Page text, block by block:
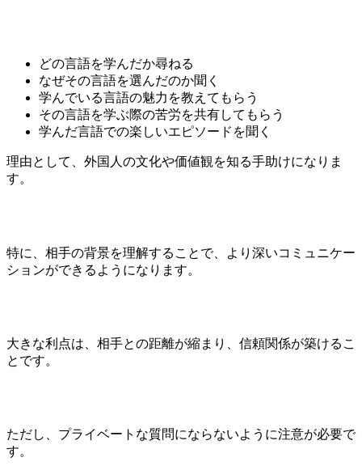
どの言語を学んだか尋ねる
なぜその言語を選んだのか聞く
学んでいる言語の魅力を教えてもらう
その言語を学ぶ際の苦労を共有してもらう
学んだ言語での楽しいエピソードを聞く
理由として、外国人の文化や価値観を知る手助けになりま
す。
特に、相手の背景を理解することで、より深いコミュニケー
ションができるようになります。
大きな利点は、相手との距離が縮まり、信頼関係が築けるこ
とです。
ただし、プライベートな質問にならないように注意が必要で
す。